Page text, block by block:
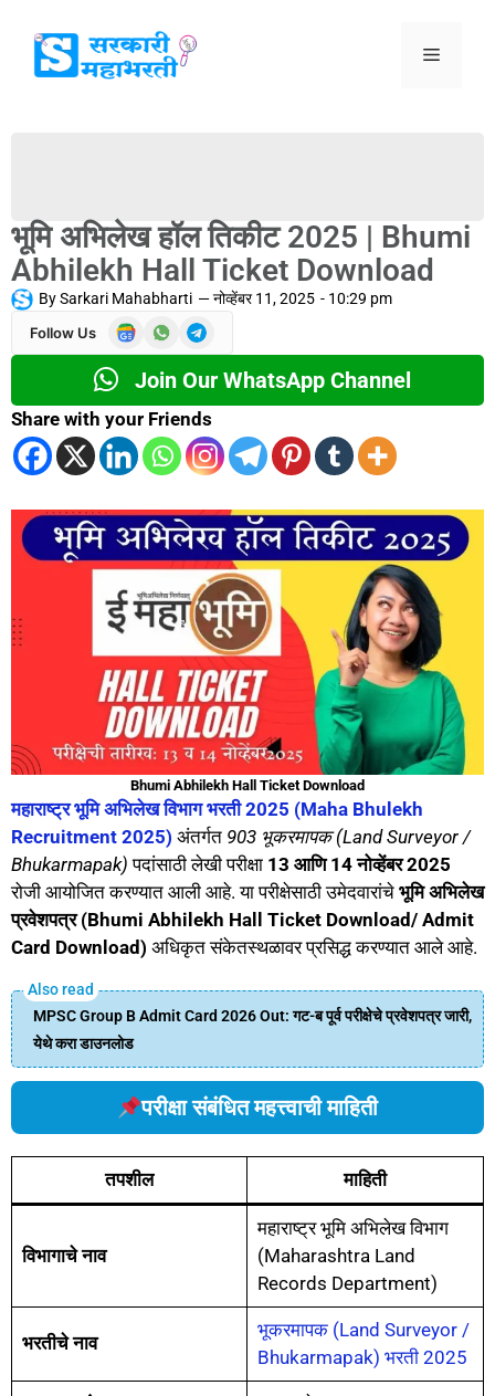
भूमि अभिलेख हॉल तिकीट 2025 | Bhumi
Abhilekh Hall Ticket Download
BySarkari Mahabharti —नोव्हेंबर 11, 2025 - 10:29 pm
Follow Us
Join Our WhatsApp Channel
Share with your Friends
Bhumi Abhilekh Hall Ticket Download
महाराष्ट्र भूमि अभिलेख विभाग भरती 2025 (Maha Bhulekh
Recruitment 2025) अंतर्गत 903 भूकरमापक (Land Surveyor /
Bhukarmapak) पदांसाठी लेखी परीक्षा 13 आणि 14 नोव्हेंबर 2025
रोजी आयोजित करण्यात आली आहे. या परीक्षेसाठी उमेदवारांचे भूमि अभिलेख
प्रवेशपत्र (Bhumi Abhilekh Hall Ticket Download/ Admit
Card Download) अधिकृत संकेतस्थळावर प्रसिद्ध करण्यात आले आहे.
MPSC Group B Admit Card 2026 Out: गट-ब पूर्व परीक्षेचे प्रवेशपत्र जारी,
येथे करा डाउनलोड
परीक्षा संबंधित महत्त्वाची माहिती
तपशील माहिती
विभागाचे नाव
महाराष्ट्र भूमि अभिलेख विभाग
(Maharashtra Land
Records Department)
भरतीचे नाव
भूकरमापक (Land Surveyor /
Bhukarmapak) भरती 2025